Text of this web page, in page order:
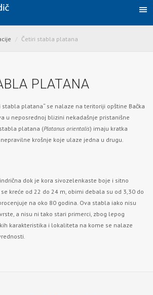
Četiri stabla platana
PLATANA
stabla platana“ se nalaze na teritoriji opštine Bačka
u neposrednoj blizini nekadašnje pristanišne
platana (Platanus orientalis) imaju kratka
krošnje koje ulaze jedna u drugu.
dok je kora sivozelenkaste boje i sitno
kreće od 22 do 24 m, obimi debala su od 3,30 do
na oko 80 godina. Ova stabla iako nisu
a nisu ni tako stari primerci, zbog lepog
karakteristika i lokaliteta na kome se nalaze